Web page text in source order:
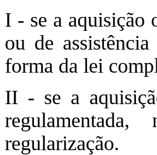
I - se a aquisição
ou de
forma da lei
II - se a
regularização.